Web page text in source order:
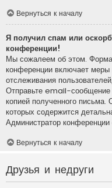
Вернуться к началу
Я получил спам или
конференции!
Мы сожалеем об этом.
конференции включает меры
отслеживания
Отправьте email-сообщение
копией полученного письма.
которых содержится
Администратор
Вернуться к началу
Друзья и недруги